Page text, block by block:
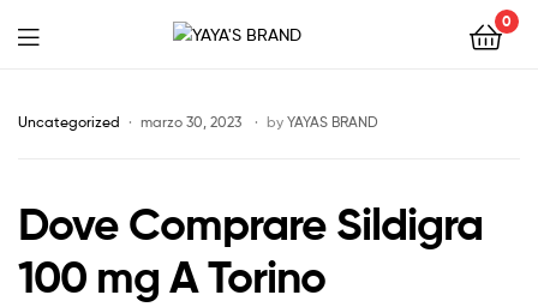
BRAND
0
Uncategorized marzo 30, 2023 by YAYAS BRAND
Dove Comprare Sildigra
100 mg A Torino